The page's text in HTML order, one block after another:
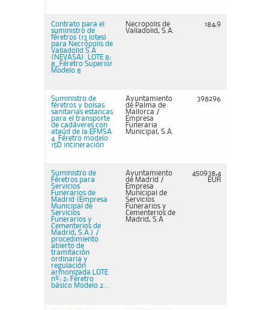
Contrato para el
suministro de
féretros (13 lotes)
para Necrópolis de
Valladolid S.A
(NEVASA). LOTE 8:
8_Féretro Superior
Modelo 8
Necropolis de
Valladolid, S.A.
184,9
Suministro de
féretros y bolsas
sanitarias estancas
para el transporte
de cadáveres con
ataúd de la EFMSA
4. Féretro modelo
15D incineración
Ayuntamiento
de Palma de
Mallorca /
Empresa
Funeraria
Municipal, S.A.
398296
Suministro de
Féretros para
Servicios
Funerarios de
Madrid (Empresa
Municipal de
Servicios
Funerarios y
Cementerios de
Madrid, S.A.) /
procedimiento
abierto de
tramitación
ordinaria y
regulación
armonizada LOTE
nº: 2: Féretro
básico Modelo 2...
Ayuntamiento
de Madrid /
Empresa
Municipal de
Servicios
Funerarios y
Cementerios de
Madrid, S.A
450938,4
EUR